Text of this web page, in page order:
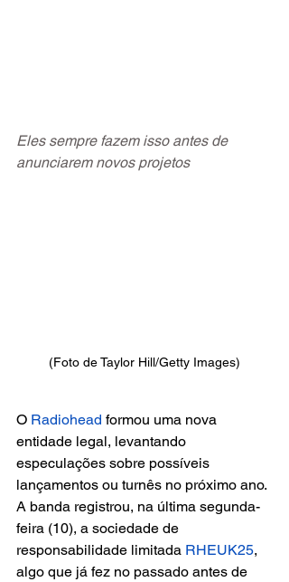
Eles sempre fazem isso antes de
anunciarem novos projetos
(Foto de Taylor Hill/Getty Images)
O Radiohead formou uma nova
entidade legal, levantando
especulações sobre possíveis
lançamentos ou turnês no próximo ano.
A banda registrou, na última segunda-
feira (10), a sociedade de
responsabilidade limitada RHEUK25,
algo que já fez no passado antes de